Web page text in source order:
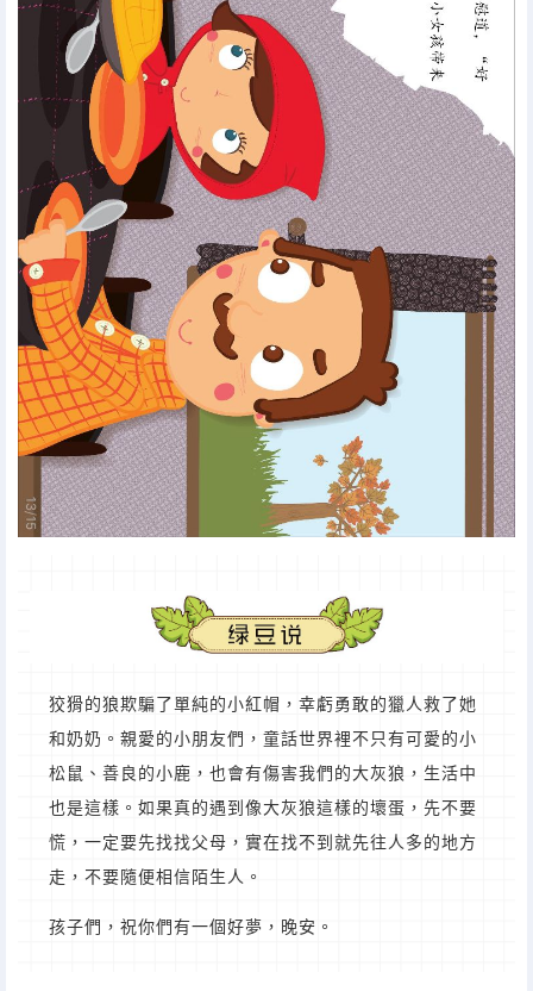
狡猾的狼欺騙了單純的小紅帽，幸虧勇敢的獵人救了她
和奶奶。親愛的小朋友們，童話世界裡不只有可愛的小
松鼠、善良的小鹿，也會有傷害我們的大灰狼，生活中
也是這樣。如果真的遇到像大灰狼這樣的壞蛋，先不要
慌，一定要先找找父母，實在找不到就先往人多的地方
走，不要隨便相信陌生人。
孩子們，祝你們有一個好夢，晚安。